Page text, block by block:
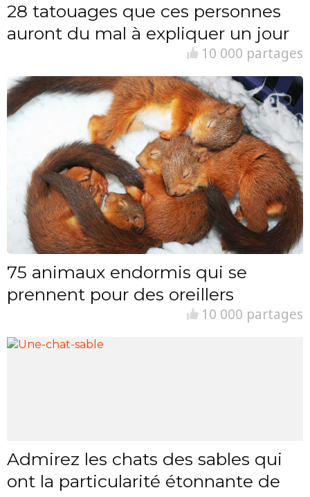
28 tatouages que ces personnes
auront du mal à expliquer un jour
10 000 partages
75 animaux endormis qui se
prennent pour des oreillers
10 000 partages
Admirez les chats des sables qui
ont la particularité étonnante de